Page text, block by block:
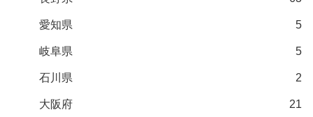
愛知県 5
岐阜県 5
石川県 2
大阪府 21